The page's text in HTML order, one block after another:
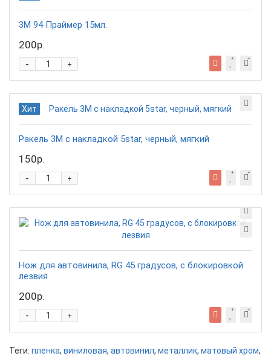
3М 94 Праймер 15мл.
200р.
+
-
Хит
Ракель 3М с накладкой 5star, черный, мягкий
150р.
+
-
Нож для автовинила, RG 45 градусов, с блокировкой
лезвия
200р.
+
-
Теги: пленка, виниловая, автовинил, металлик, матовый хром,